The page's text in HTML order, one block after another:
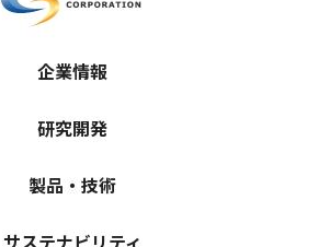
企業情報
研究開発
製品・技術
サステナビリティ